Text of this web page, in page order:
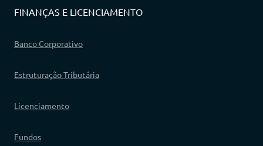
FINANÇAS E LICENCIAMENTO
Banco Corporativo
Estruturação Tributária
Licenciamento
Fundos